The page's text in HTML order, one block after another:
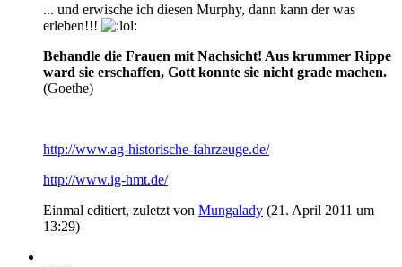
... und erwische ich diesen Murphy, dann kann der was
erleben!!!
Behandle die Frauen mit Nachsicht! Aus krummer Rippe
ward sie erschaffen, Gott konnte sie nicht grade machen.
(Goethe)
http://www.ag-historische-fahrzeuge.de/
http://www.ig-hmt.de/
Einmal editiert, zuletzt von Mungalady (21. April 2011 um
13:29)